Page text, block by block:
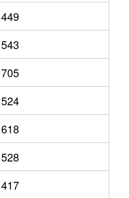
449
543
705
524
618
528
417